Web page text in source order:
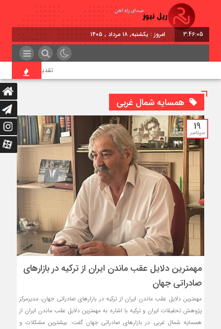
3:46:05 امروز : یکشنبه, ۱۸ مرداد , ۱۴۰۵
تقدیر معاون اول
همسایه شمال غربی
19
سپتامبر
مهمترین دلایل عقب ماندن ایران از ترکیه در بازارهای
صادراتی جهان
مهمترین دلایل عقب ماندن ایران از ترکیه در بازارهای صادراتی جهان، مدیرمرکز
پژوهش تحقیقات ایران و ترکیه با اشاره به مهمترین دلایل عقب ماندن ایران از
همسایه شمال غربی در بازارهای صادراتی جهان گفت: بیشترین مشکلات و